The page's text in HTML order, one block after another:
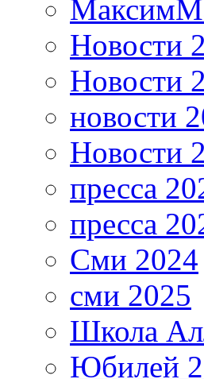
Новости
Новости
новости
Новости
пресса
пресса
Сми 2024
сми 2025
Школа
Юбилей